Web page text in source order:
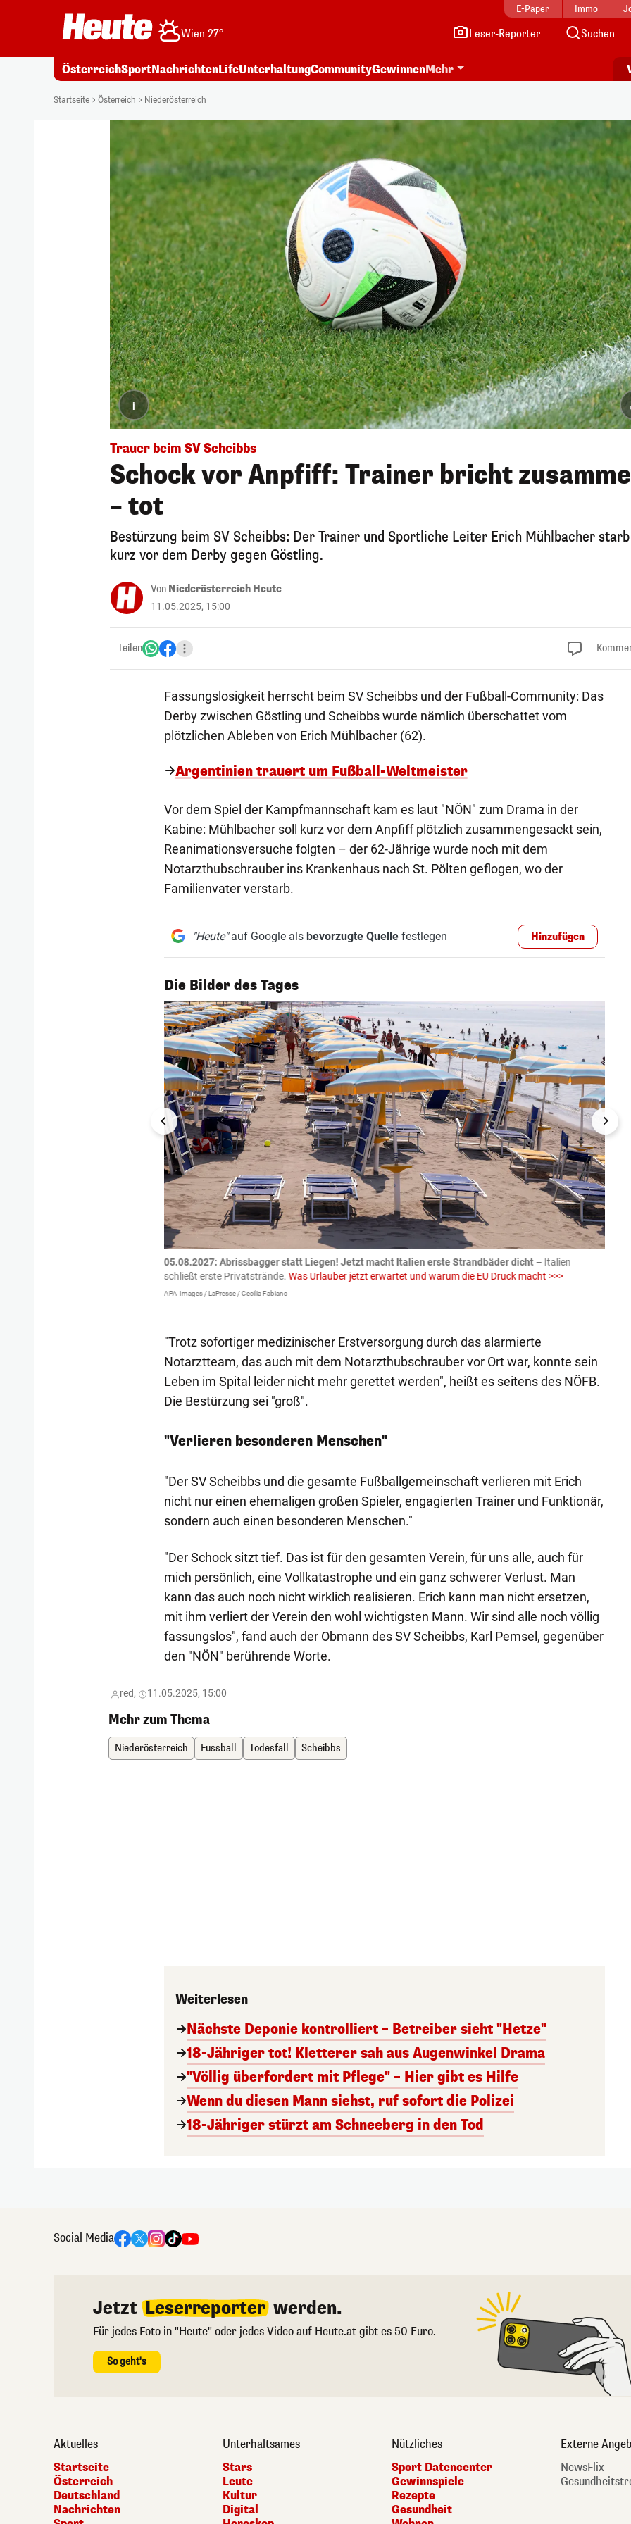
E-Paper Immo
Wien 27° Leser-Reporter Suchen
ÖsterreichSportNachrichtenLifeUnterhaltungCommunityGewinnenMehr
Startseite Österreich Niederösterreich
i
Trauer beim SV Scheibbs
Schock vor Anpfiff: Trainer bricht
– tot
Bestürzung beim SV Scheibbs: Der Trainer und Sportliche Leiter Erich Mühlbacher
kurz vor dem Derby gegen Göstling.
Von Niederösterreich Heute
11.05.2025, 15:00
Teilen
Fassungslosigkeit herrscht beim SV Scheibbs und der Fußball-Community: Das
Derby zwischen Göstling und Scheibbs wurde nämlich überschattet vom
plötzlichen Ableben von Erich Mühlbacher (62).
Argentinien trauert um Fußball-Weltmeister
Vor dem Spiel der Kampfmannschaft kam es laut "NÖN" zum Drama in der
Kabine: Mühlbacher soll kurz vor dem Anpfiff plötzlich zusammengesackt sein,
Reanimationsversuche folgten – der 62-Jährige wurde noch mit dem
Notarzthubschrauber ins Krankenhaus nach St. Pölten geflogen, wo der
Familienvater verstarb.
"Heute"auf Google als bevorzugte Quellefestlegen Hinzufügen
Die Bilder des Tages
1/53
05.08.2027: Abrissbagger statt Liegen! Jetzt macht Italien erste Strandbäder dicht– Italien
schließt erste Privatstrände.Was Urlauber jetzt erwartet und warum die EU Druck macht >>>
APA-Images / LaPresse / Cecilia Fabiano
"Trotz sofortiger medizinischer Erstversorgung durch das alarmierte
Notarztteam, das auch mit dem Notarzthubschrauber vor Ort war, konnte sein
Leben im Spital leider nicht mehr gerettet werden", heißt es seitens des NÖFB.
Die Bestürzung sei "groß".
"Verlieren besonderen Menschen"
"Der SV Scheibbs und die gesamte Fußballgemeinschaft verlieren mit Erich
nicht nur einen ehemaligen großen Spieler, engagierten Trainer und Funktionär,
sondern auch einen besonderen Menschen."
"Der Schock sitzt tief. Das ist für den gesamten Verein, für uns alle, auch für
mich persönlich, eine Vollkatastrophe und ein ganz schwerer Verlust. Man
kann das auch noch nicht wirklich realisieren. Erich kann man nicht ersetzen,
mit ihm verliert der Verein den wohl wichtigsten Mann. Wir sind alle noch völlig
fassungslos", fand auch der Obmann des SV Scheibbs, Karl Pemsel, gegenüber
den "NÖN" berührende Worte.
red, 11.05.2025, 15:00
Mehr zum Thema
Niederösterreich Fussball Todesfall Scheibbs
Weiterlesen
Nächste Deponie kontrolliert – Betreiber sieht "Hetze"
18-Jähriger tot! Kletterer sah aus Augenwinkel Drama
"Völlig überfordert mit Pflege" – Hier gibt es Hilfe
Wenn du diesen Mann siehst, ruf sofort die Polizei
18-Jähriger stürzt am Schneeberg in den Tod
Social Media
Jetzt Leserreporter werden.
Für jedes Foto in "Heute" oder jedes Video auf Heute.at gibt es 50 Euro.
So geht's
Aktuelles
Startseite
Österreich
Deutschland
Nachrichten
Unterhaltsames
Stars
Leute
Kultur
Digital
Nützliches
Sport Datencenter
Gewinnspiele
Rezepte
Gesundheit
Externe
NewsFlix